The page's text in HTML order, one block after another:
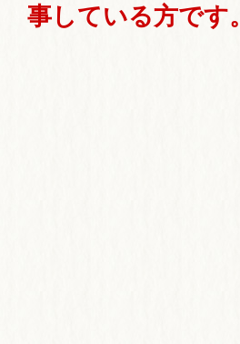
事している方です。